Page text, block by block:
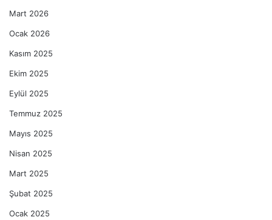
Mart 2026
Ocak 2026
Kasım 2025
Ekim 2025
Eylül 2025
Temmuz 2025
Mayıs 2025
Nisan 2025
Mart 2025
Şubat 2025
Ocak 2025